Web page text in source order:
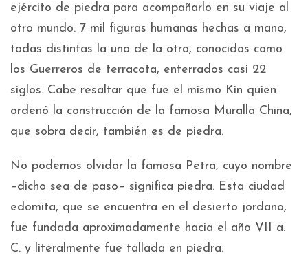
ejército de piedra para acompañarlo en su viaje al
otro mundo: 7 mil figuras humanas hechas a mano,
todas distintas la una de la otra, conocidas como
los Guerreros de terracota, enterrados casi 22
siglos. Cabe resaltar que fue el mismo Kin quien
ordenó la construcción de la famosa Muralla China,
que sobra decir, también es de piedra.
No podemos olvidar la famosa Petra, cuyo nombre
–dicho sea de paso– significa piedra. Esta ciudad
edomita, que se encuentra en el desierto jordano,
fue fundada aproximadamente hacia el año VII a.
C. y literalmente fue tallada en piedra.